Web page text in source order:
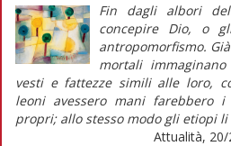
Fin dagli albori
concepire Dio, o
antropomorfismo.
mortali
vesti e fattezze simili alle loro,
leoni avessero mani
propri; allo stesso modo gli etiopi
Attualità,